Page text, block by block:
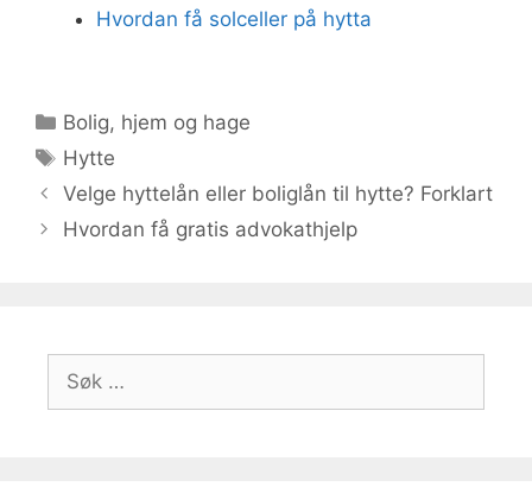
Hvordan få solceller på hytta
Kategorier
Bolig, hjem og hage
Stikkord
Hytte
Velge hyttelån eller boliglån til hytte? Forklart
Hvordan få gratis advokathjelp
Søk
etter: